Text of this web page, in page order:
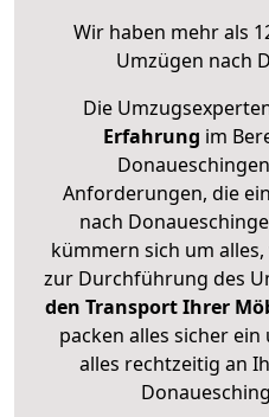
Wir haben mehr als
Umzügen nach
Die
Erfahrung im
Anforderungen, die
nach
kümmern sich um
zur Durchführung des
den Transport Ihrer
packen alles sicher
alles rechtzeitig an